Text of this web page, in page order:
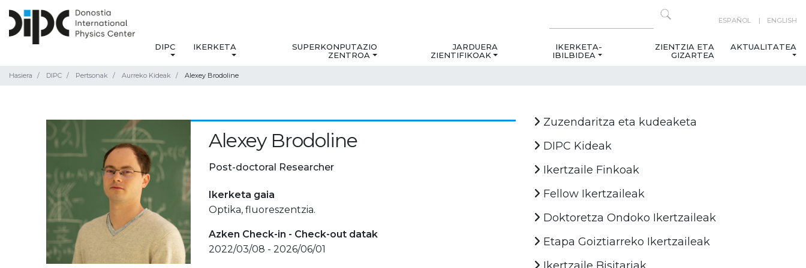
ESPAÑOL ENGLISH
DIPC IKERKETA
SUPERKONPUTAZIO
ZENTROA
JARDUERA
ZIENTIFIKOAK
IKERKETA-
IBILBIDEA
ZIENTZIA ETA
GIZARTEA
AKTUALITATEA
Hasiera DIPC Pertsonak Aurreko Kideak Alexey Brodoline
Alexey Brodoline
Post-doctoral Researcher
Ikerketa gaia
Optika, fluoreszentzia.
Azken Check-in - Check-out datak
2022/03/08 - 2026/06/01
Zuzendaritza eta kudeaketa
DIPC Kideak
Ikertzaile Finkoak
Fellow Ikertzaileak
Doktoretza Ondoko Ikertzaileak
Etapa Goiztiarreko Ikertzaileak